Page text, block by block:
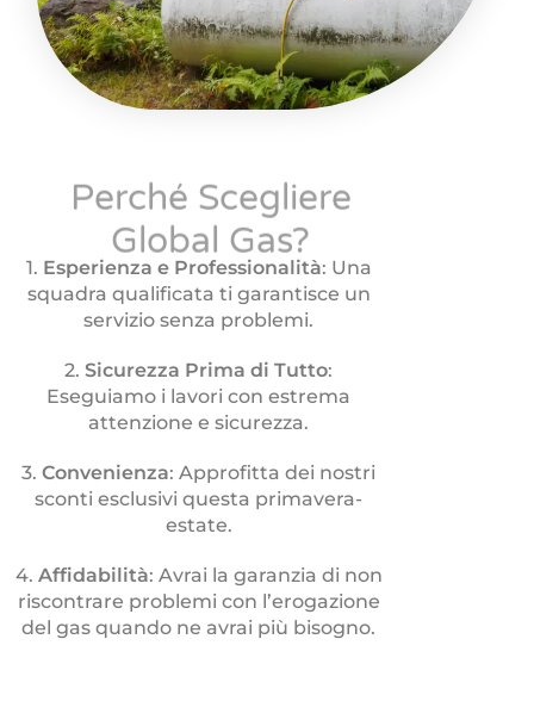
Perché Scegliere
Global Gas?
1. Esperienza e Professionalità: Una
squadra qualificata ti garantisce un
servizio senza problemi.
2.Sicurezza Prima di Tutto:
Eseguiamo i lavori con estrema
attenzione e sicurezza.
3.Convenienza: Approfitta dei nostri
sconti esclusivi questa primavera-
estate.
4. Affidabilità: Avrai la garanzia di non
riscontrare problemi con l’erogazione
del gas quando ne avrai più bisogno.